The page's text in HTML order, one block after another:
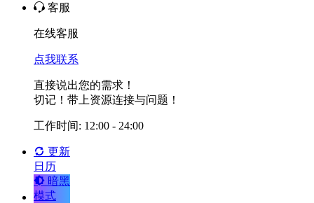
客服
在线客服
点我联系
直接说出您的需求！
切记！带上资源连接与问题！
工作时间: 12:00 - 24:00
更新
日历
暗黑
模式